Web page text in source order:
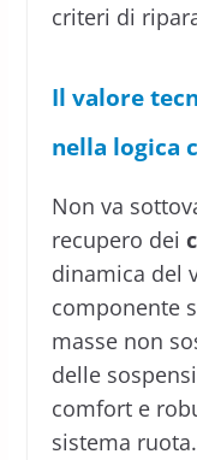
criteri di
Il valore
nella logica
Non va
recupero dei
dinamica del
componente
masse non
delle
comfort e
sistema